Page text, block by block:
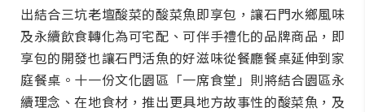
出結合三坑老壇酸菜的酸菜魚即享包，讓石門水鄉風味
及永續飲食轉化為可宅配、可伴手禮化的品牌商品，即
享包的開發也讓石門活魚的好滋味從餐廳餐桌延伸到家
庭餐桌。十一份文化園區「一席食堂」則將結合園區永
續理念、在地食材，推出更具地方故事性的酸菜魚，及